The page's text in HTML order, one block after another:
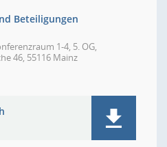
Beteiligungen
1-4, 5. OG,
46, 55116 Mainz